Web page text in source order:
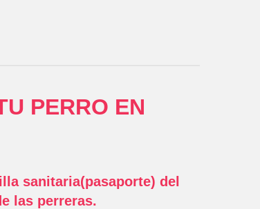
PERRO EN
sanitaria(pasaporte) del
las perreras.